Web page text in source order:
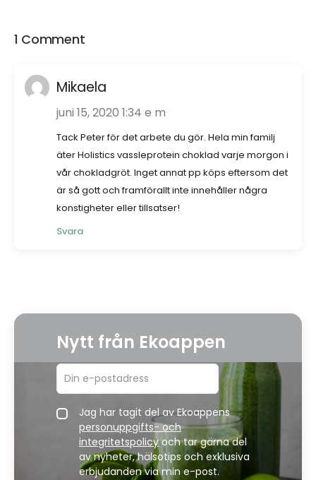
1 Comment
Mikaela
juni 15, 2020 1:34 e m
Tack Peter för det arbete du gör. Hela min familj
äter Holistics vassleprotein choklad varje morgon i
vår chokladgröt. Inget annat pp köps eftersom det
är så gott och framförallt inte innehåller några
konstigheter eller tillsatser!
Svara
Nytt från Ekoappen
Jag har tagit del av Ekoappens
personuppgifts- och
integritetspolicyoch tar gärna del
av nyheter, hälsotips och exklusiva
erbjudanden via min e-post.